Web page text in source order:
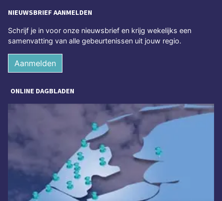
NIEUWSBRIEF AANMELDEN
Schrijf je in voor onze nieuwsbrief en krijg wekelijks een
samenvatting van alle gebeurtenissen uit jouw regio.
Aanmelden
ONLINE DAGBLADEN